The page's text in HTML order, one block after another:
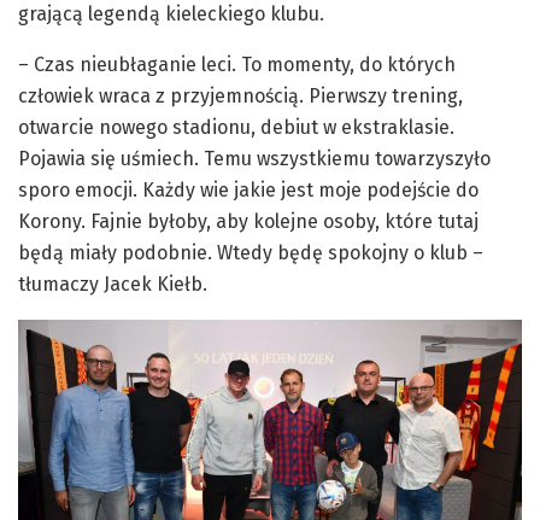
grającą legendą kieleckiego klubu.
– Czas nieubłaganie leci. To momenty, do których
człowiek wraca z przyjemnością. Pierwszy trening,
otwarcie nowego stadionu, debiut w ekstraklasie.
Pojawia się uśmiech. Temu wszystkiemu towarzyszyło
sporo emocji. Każdy wie jakie jest moje podejście do
Korony. Fajnie byłoby, aby kolejne osoby, które tutaj
będą miały podobnie. Wtedy będę spokojny o klub –
tłumaczy Jacek Kiełb.